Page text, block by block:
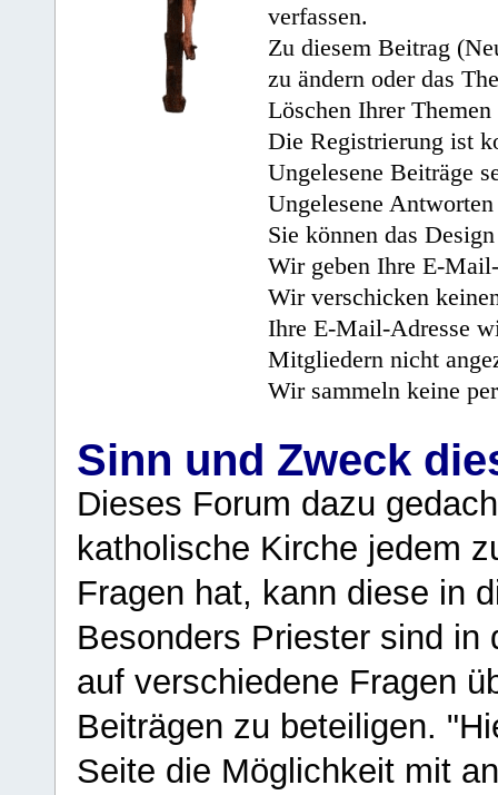
verfassen.
Zu diesem Beitrag
zu ändern oder das
Löschen Ihrer
Die Registrierung ist
Ungelesene Beiträge
Ungelesene
Sie können das
Wir geben Ihre E-
Wir verschicken
Ihre E-Mail-Adresse
Mitgliedern nicht
Wir sammeln keine
Sinn und Zweck
Dieses Forum dazu
katholische Kirche jedem
Fragen hat, kann diese in
Besonders Priester sind in
auf verschiedene Fragen
Beiträgen zu beteiligen.
Seite die Möglichkeit mit